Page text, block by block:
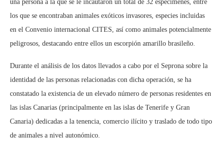
una persona a la que se le incautaron un total de 32 especímenes, entre
los que se encontraban animales exóticos invasores, especies incluidas
en el Convenio internacional CITES, así como animales potencialmente
peligrosos, destacando entre ellos un escorpión amarillo brasileño.
Durante el análisis de los datos llevados a cabo por el Seprona sobre la
identidad de las personas relacionadas con dicha operación, se ha
constatado la existencia de un elevado número de personas residentes en
las islas Canarias (principalmente en las islas de Tenerife y Gran
Canaria) dedicadas a la tenencia, comercio ilícito y traslado de todo tipo
de animales a nivel autonómico.